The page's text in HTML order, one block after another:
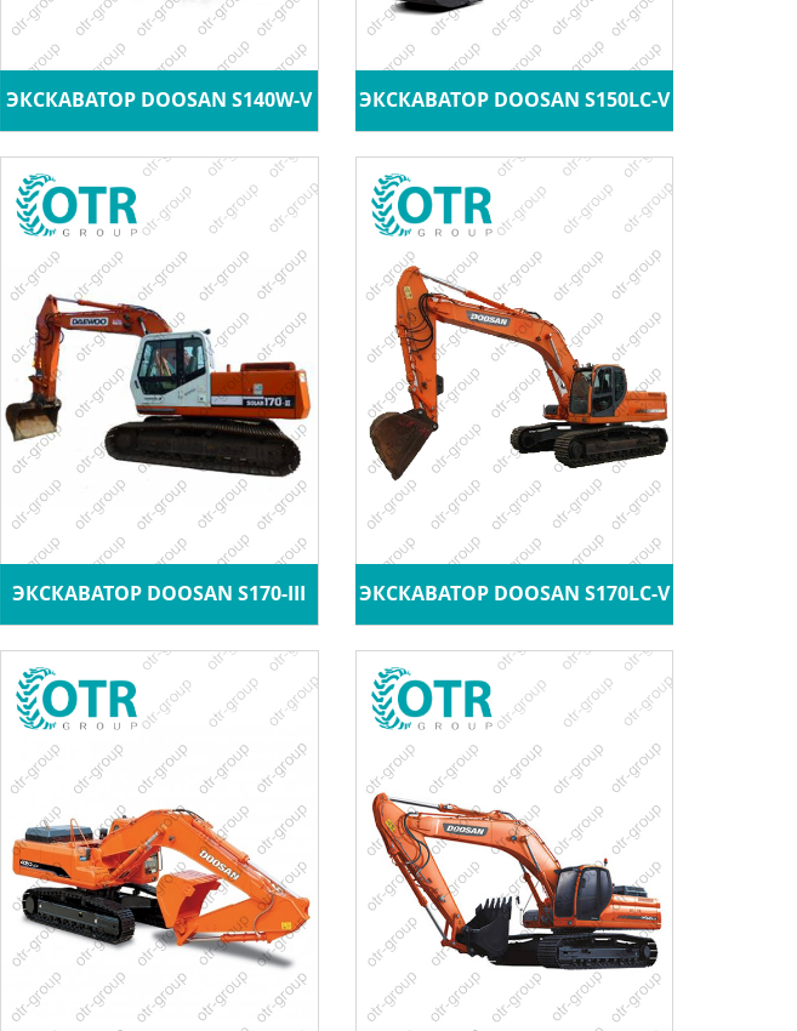
ЭКСКАВАТОР DOOSAN S140W-V ЭКСКАВАТОР DOOSAN S150LC-V
ЭКСКАВАТОР DOOSAN S170-III ЭКСКАВАТОР DOOSAN S170LC-V